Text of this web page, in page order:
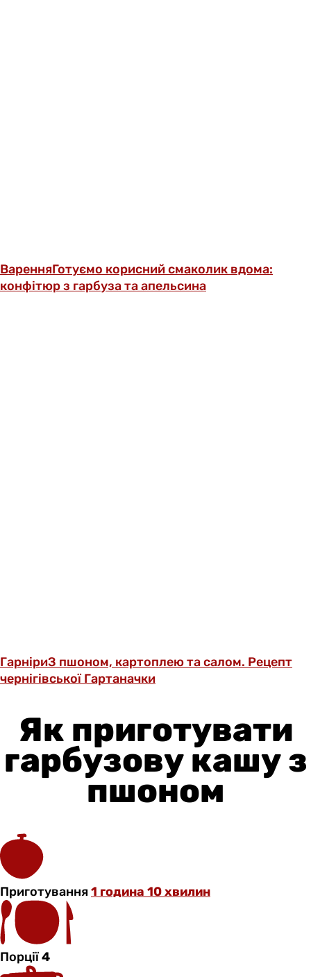
ВаренняГотуємо корисний смаколик вдома:
конфітюр з гарбуза та апельсина
ГарніриЗ пшоном, картоплею та салом. Рецепт
чернігівської Гартаначки
Як приготувати
гарбузову кашу з
пшоном
Приготування1 година 10 хвилин
Порції4